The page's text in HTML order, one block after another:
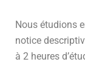
Nous étudions
notice
à 2 heures